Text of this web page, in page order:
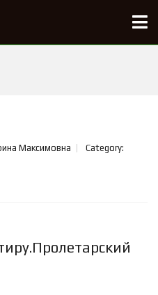
Максимовна Category: